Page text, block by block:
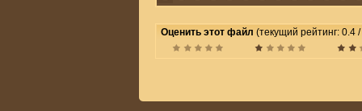
Оценить этот файл (текущий рейтинг: 0.4